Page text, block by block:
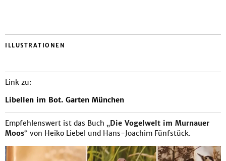
ILLUSTRATIONEN
Link zu:
Libellen im Bot. Garten München
Empfehlenswert ist das Buch „Die Vogelwelt im Murnauer
Moos“ von Heiko Liebel und Hans-Joachim Fünfstück.